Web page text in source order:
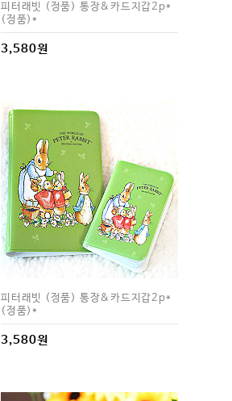
피터래빗 (정품) 통장&카드지갑2p*
(정품)*
3,580원
피터래빗 (정품) 통장&카드지갑2p*
(정품)*
3,580원